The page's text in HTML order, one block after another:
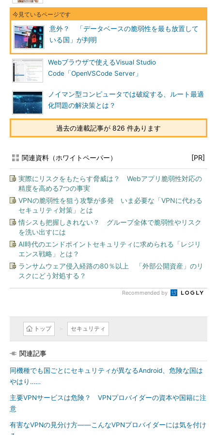
意外？ 「データベースの脆弱性を最も放置して
いる国」が判明
Webブラウザで使えるVisual Studio
Code「OpenVSCode Server」
ノイマン型コンピュータでは破綻する、ルート最適
化問題の解決策とは？
過去の連載記事が 826 件あります
関連資料（ホワイトペーパー） [PR]
実際にリスクをもたらす脅威は？ Webアプリ脆弱性対応の
精度を高める7つの事実
VPNの脆弱性を狙う攻撃が多発 いま必要な「VPNに代わる
セキュリティ対策」とは
情シスも把握しきれない？ グループ全体で脆弱性やリスク
を洗い出すには
AI時代のエンドポイントセキュリティに求められる「レジリ
エンス戦略」とは？
ランサムウェア侵入経路の80％以上 「外部公開資産」のリ
スクにどう対処する？
Recommended by
トップ セキュリティ
関連記事
同機種でも国ごとにセキュリティが異なるAndroid、危険な国は
やはり……
主要VPNサービスは危険？ VPNプロバイダーの資本や国籍に注
意
有害なVPNの見分け方――こんなVPNプロバイダーには気を付け